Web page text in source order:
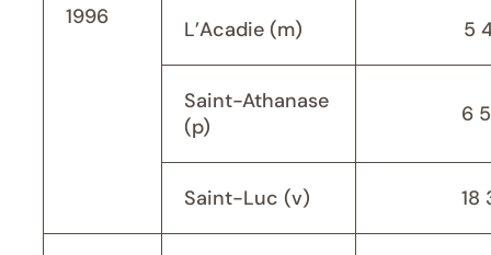
1996 L’Acadie (m) 5
Saint-Athanase
(p)
6
Saint-Luc (v) 18